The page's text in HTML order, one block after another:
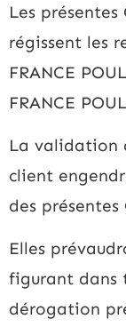
Les
régissent les
FRANCE
FRANCE
La validation
client
des
Elles
figurant dans
dérogation